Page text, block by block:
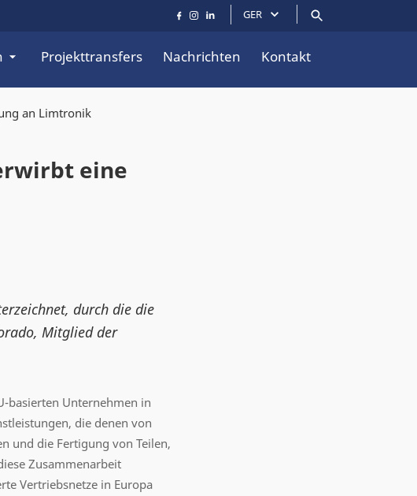
GER
Projekttransfers Nachrichten Kontakt
an Limtronik
eine
durch die die
Mitglied der
basierten Unternehmen in
die denen von
und die Fertigung von Teilen,
Zusammenarbeit
Vertriebsnetze in Europa